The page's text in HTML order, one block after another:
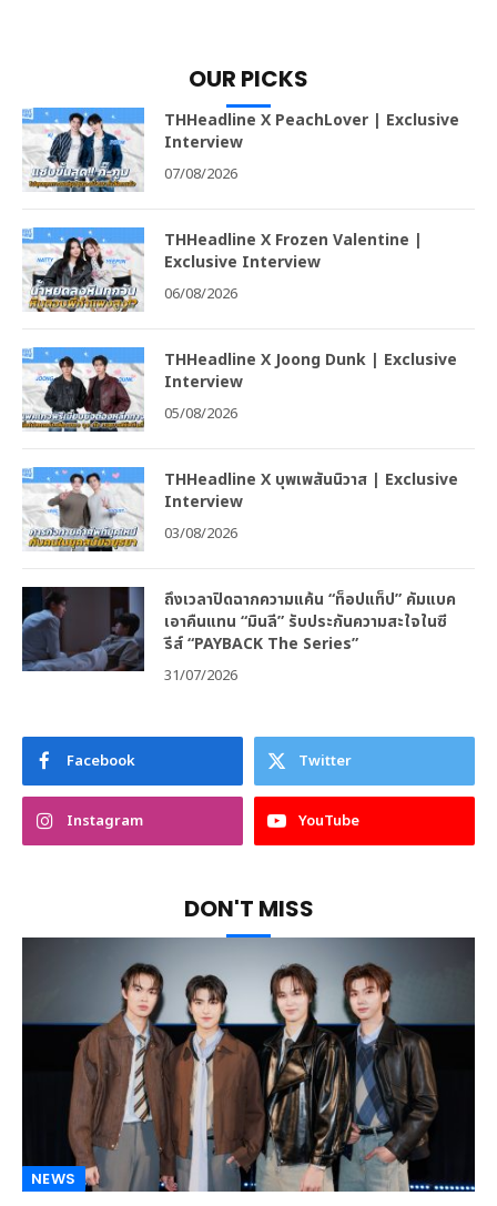
OUR PICKS
THHeadline X PeachLover | Exclusive
Interview
07/08/2026
THHeadline X Frozen Valentine |
Exclusive Interview
06/08/2026
THHeadline X Joong Dunk | Exclusive
Interview
05/08/2026
THHeadline X บุพเพสันนิวาส | Exclusive
Interview
03/08/2026
ถึงเวลาปิดฉากความแค้น “ท็อปแท็ป” คัมแบค
เอาคืนแทน “มินลี” รับประกันความสะใจในซี
รีส์ “PAYBACK The Series”
31/07/2026
Facebook Twitter
Instagram YouTube
DON'T MISS
NEWS